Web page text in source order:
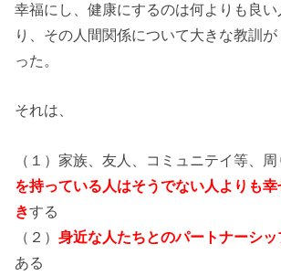
幸福にし、健康にするのは何よりも良
り、その人間関係について大きな教訓
った。
それは、
（１）家族、友人、コミュニテイ等、
を持っている人はそうでない人よりも
きする
（２）身近な人たちとのパートナーシ
ある